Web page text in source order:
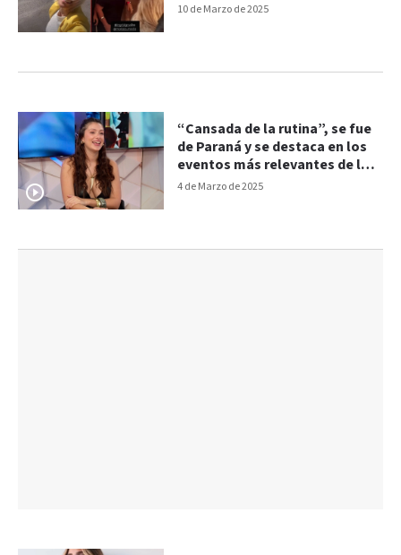
10 de Marzo de 2025
4 de Marzo de 2025
“Cansada de la rutina”, se fue
de Paraná y se destaca en los
eventos más relevantes de la
moda